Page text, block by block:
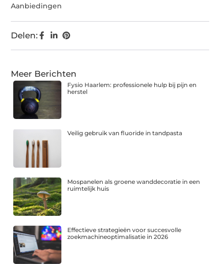
Aanbiedingen
Delen:
Meer Berichten
Fysio Haarlem: professionele hulp bij pijn en
herstel
Veilig gebruik van fluoride in tandpasta
Mospanelen als groene wanddecoratie in een
ruimtelijk huis
Effectieve strategieën voor succesvolle
zoekmachineoptimalisatie in 2026